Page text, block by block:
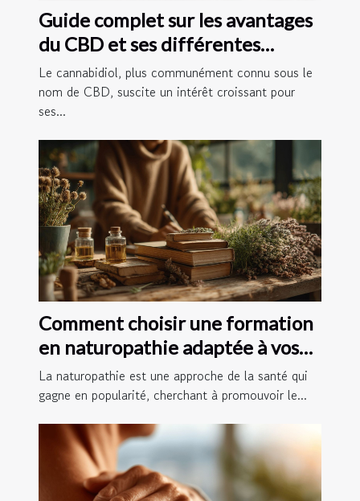
Guide complet sur les avantages
du CBD et ses différentes
formes
Le cannabidiol, plus communément connu sous le
nom de CBD, suscite un intérêt croissant pour
ses...
Comment choisir une formation
en naturopathie adaptée à vos
besoins
La naturopathie est une approche de la santé qui
gagne en popularité, cherchant à promouvoir le...